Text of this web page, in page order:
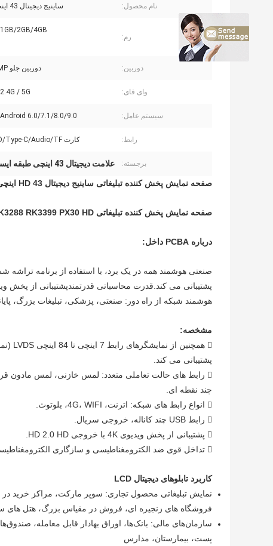
نام محصول: ساینیج دیجیتال 43 اینچی LCD
رم:
1GB/2GB/4GB اختیاری
دوربین: دوربین جلو 2MP/5MP
وای فای: 2.4G / 5G اختیاری
سیستم عامل: Android 6.0/7.1/8.0/9.0 اختیاری
رابط: کارت USB/HD/Type-C/Audio/TF
برجسته: علامت دیجیتال 43 اینچی طبقه ایستاده
صفحه نمایش پخش کننده تبلیغاتی ساینیج دیجیتال HD 43 اینچی کف
صفحه نمایش پخش کننده تبلیغاتی RK3288 RK3399 PX30 HD با روشنایی بالا 43 اینچ دیجیتال ساینیج
درباره PCBA داخل:
هوشمند شبکه از راه دور: صنعتی، پزشکی، تبلیغات بزرگ،
مشخصه:
پشتیبانی می کند.
چند نقطه ای.
 انواع رابط های شبکه: اترنت، 4G، WIFI، بلوتوث.
 رابط USB چند کاناله، خروجی سریال.
 پشتیبانی از پخش ویدیوی 4K با خروجی HD 2.0 HD.
 تداخل قوی ضد الکترومغناطیسی و سازگاری الکترومغناطیسی.
کاربرد تابلوهای دیجیتال LCD
نمایش تبلیغاتی محصول تجاری: سوپر مارکت، مراکز خرید
فروشگاه های زنجیره ای، فروش در مقیاس بزرگ، هتل های
سازمان‌های مالی: بانک‌ها، اوراق بهادار قابل معامله،
پست، بیمارستان، مدارس